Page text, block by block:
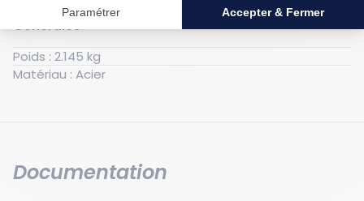
Générales
Poids : 2.145 kg
Matériau : Acier
Documentation